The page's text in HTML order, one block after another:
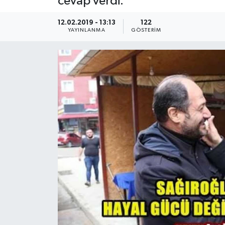
12.02.2019 - 13:13
YAYINLANMA
122
GÖSTERIM